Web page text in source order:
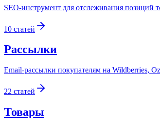
SEO-инструмент для отслеживания позиций
10 статей
Рассылки
Email-рассылки покупателям на Wildberries,
22 статей
Товары